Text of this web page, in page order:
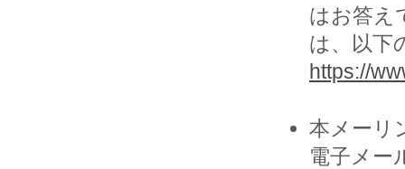
はお答え
は、以下
https://
本メーリ
電子メー